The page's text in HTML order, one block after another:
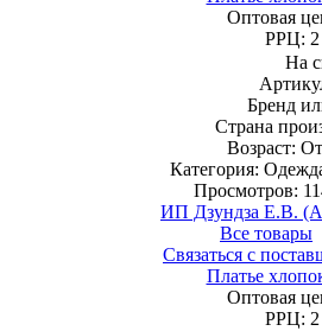
Оптовая
РРЦ:
На
Бренд
Страна
Возраст:
Категория:
Просмотров:
ИП Дзундза Е.В.
Все товары
Связаться с
Платье
Оптовая
РРЦ: